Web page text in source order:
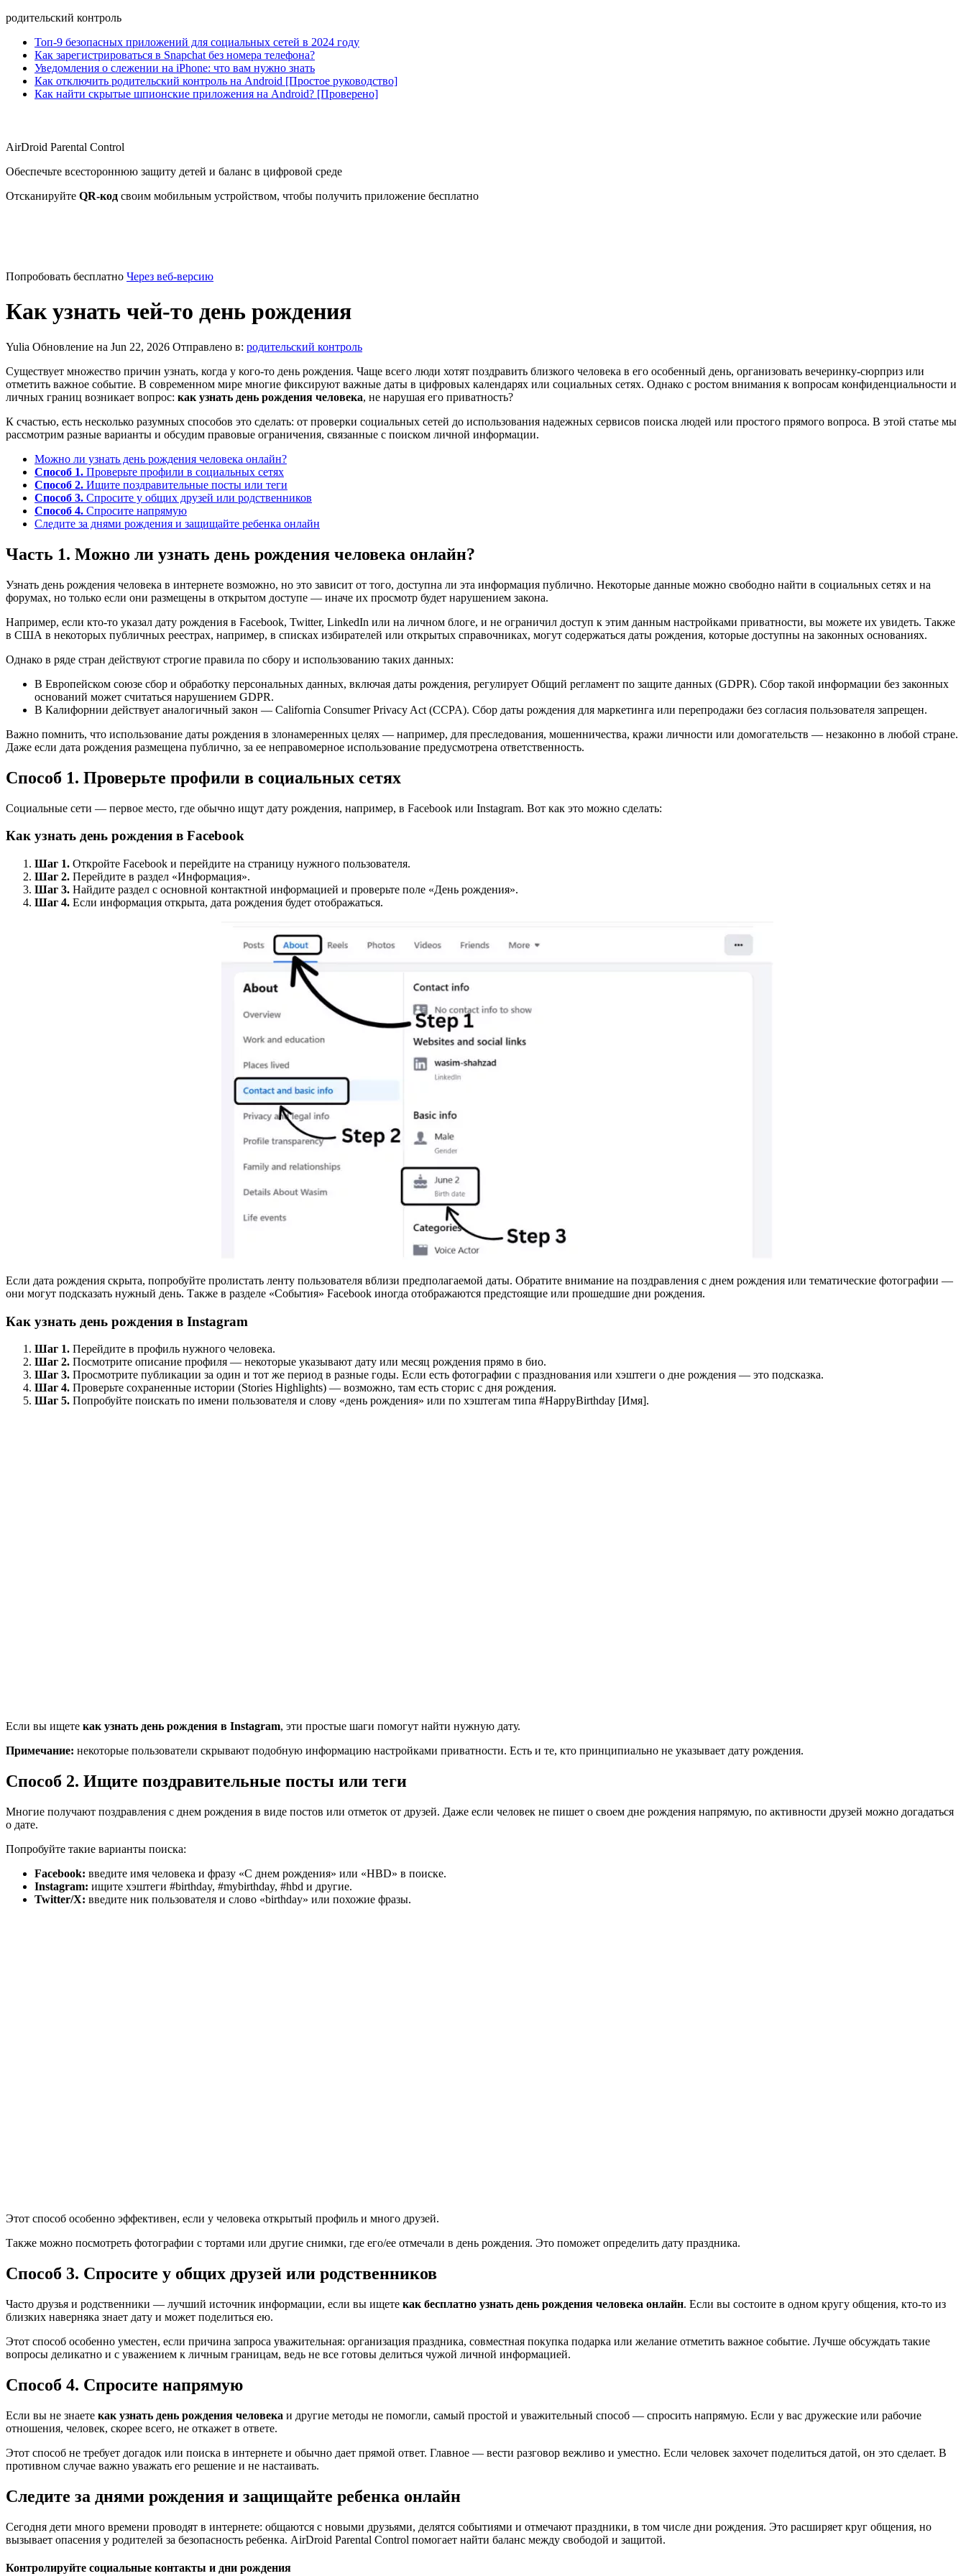
родительский контроль
Топ-9 безопасных приложений для социальных сетей в 2024 году
Как зарегистрироваться в Snapchat без номера телефона?
Уведомления о слежении на iPhone: что вам нужно знать
Как отключить родительский контроль на Android [Простое руководство]
Как найти скрытые шпионские приложения на Android? [Проверено]
AirDroid Parental Control
Обеспечьте всестороннюю защиту детей и баланс в цифровой среде
Отсканируйте QR-код своим мобильным устройством, чтобы получить приложение бесплатно
Попробовать бесплатно Через веб-версию
Как узнать чей-то день рождения
Yulia Обновление на Jun 22, 2026 Отправлено в: родительский контроль
Существует множество причин узнать, когда у кого-то день рождения. Чаще всего люди хотят поздравить близкого человека в его особенный день, организовать вечеринку-сюрприз или
отметить важное событие. В современном мире многие фиксируют важные даты в цифровых календарях или социальных сетях. Однако с ростом внимания к вопросам конфиденциальности и
личных границ возникает вопрос: как узнать день рождения человека, не нарушая его приватность?
К счастью, есть несколько разумных способов это сделать: от проверки социальных сетей до использования надежных сервисов поиска людей или простого прямого вопроса. В этой статье мы
рассмотрим разные варианты и обсудим правовые ограничения, связанные с поиском личной информации.
Можно ли узнать день рождения человека онлайн?
Способ 1. Проверьте профили в социальных сетях
Способ 2. Ищите поздравительные посты или теги
Способ 3. Спросите у общих друзей или родственников
Способ 4. Спросите напрямую
Следите за днями рождения и защищайте ребенка онлайн
Часть 1. Можно ли узнать день рождения человека онлайн?
Узнать день рождения человека в интернете возможно, но это зависит от того, доступна ли эта информация публично. Некоторые данные можно свободно найти в социальных сетях и на
форумах, но только если они размещены в открытом доступе — иначе их просмотр будет нарушением закона.
Например, если кто-то указал дату рождения в Facebook, Twitter, LinkedIn или на личном блоге, и не ограничил доступ к этим данным настройками приватности, вы можете их увидеть. Также
в США в некоторых публичных реестрах, например, в списках избирателей или открытых справочниках, могут содержаться даты рождения, которые доступны на законных основаниях.
Однако в ряде стран действуют строгие правила по сбору и использованию таких данных:
В Европейском союзе сбор и обработку персональных данных, включая даты рождения, регулирует Общий регламент по защите данных (GDPR). Сбор такой информации без законных
оснований может считаться нарушением GDPR.
В Калифорнии действует аналогичный закон — California Consumer Privacy Act (CCPA). Сбор даты рождения для маркетинга или перепродажи без согласия пользователя запрещен.
Важно помнить, что использование даты рождения в злонамеренных целях — например, для преследования, мошенничества, кражи личности или домогательств — незаконно в любой стране.
Даже если дата рождения размещена публично, за ее неправомерное использование предусмотрена ответственность.
Способ 1. Проверьте профили в социальных сетях
Социальные сети — первое место, где обычно ищут дату рождения, например, в Facebook или Instagram. Вот как это можно сделать:
Как узнать день рождения в Facebook
Шаг 1. Откройте Facebook и перейдите на страницу нужного пользователя.
Шаг 2. Перейдите в раздел «Информация».
Шаг 3. Найдите раздел с основной контактной информацией и проверьте поле «День рождения».
Шаг 4. Если информация открыта, дата рождения будет отображаться.
Если дата рождения скрыта, попробуйте пролистать ленту пользователя вблизи предполагаемой даты. Обратите внимание на поздравления с днем рождения или тематические фотографии —
они могут подсказать нужный день. Также в разделе «События» Facebook иногда отображаются предстоящие или прошедшие дни рождения.
Как узнать день рождения в Instagram
Шаг 1. Перейдите в профиль нужного человека.
Шаг 2. Посмотрите описание профиля — некоторые указывают дату или месяц рождения прямо в био.
Шаг 3. Просмотрите публикации за один и тот же период в разные годы. Если есть фотографии с празднования или хэштеги о дне рождения — это подсказка.
Шаг 4. Проверьте сохраненные истории (Stories Highlights) — возможно, там есть сторис с дня рождения.
Шаг 5. Попробуйте поискать по имени пользователя и слову «день рождения» или по хэштегам типа #HappyBirthday [Имя].
Если вы ищете как узнать день рождения в Instagram, эти простые шаги помогут найти нужную дату.
Примечание: некоторые пользователи скрывают подобную информацию настройками приватности. Есть и те, кто принципиально не указывает дату рождения.
Способ 2. Ищите поздравительные посты или теги
Многие получают поздравления с днем рождения в виде постов или отметок от друзей. Даже если человек не пишет о своем дне рождения напрямую, по активности друзей можно догадаться
о дате.
Попробуйте такие варианты поиска:
Facebook: введите имя человека и фразу «С днем рождения» или «HBD» в поиске.
Instagram: ищите хэштеги #birthday, #mybirthday, #hbd и другие.
Twitter/X: введите ник пользователя и слово «birthday» или похожие фразы.
Этот способ особенно эффективен, если у человека открытый профиль и много друзей.
Также можно посмотреть фотографии с тортами или другие снимки, где его/ее отмечали в день рождения. Это поможет определить дату праздника.
Способ 3. Спросите у общих друзей или родственников
Часто друзья и родственники — лучший источник информации, если вы ищете как бесплатно узнать день рождения человека онлайн. Если вы состоите в одном кругу общения, кто-то из
близких наверняка знает дату и может поделиться ею.
Этот способ особенно уместен, если причина запроса уважительная: организация праздника, совместная покупка подарка или желание отметить важное событие. Лучше обсуждать такие
вопросы деликатно и с уважением к личным границам, ведь не все готовы делиться чужой личной информацией.
Способ 4. Спросите напрямую
Если вы не знаете как узнать день рождения человека и другие методы не помогли, самый простой и уважительный способ — спросить напрямую. Если у вас дружеские или рабочие
отношения, человек, скорее всего, не откажет в ответе.
Этот способ не требует догадок или поиска в интернете и обычно дает прямой ответ. Главное — вести разговор вежливо и уместно. Если человек захочет поделиться датой, он это сделает. В
противном случае важно уважать его решение и не настаивать.
Следите за днями рождения и защищайте ребенка онлайн
Сегодня дети много времени проводят в интернете: общаются с новыми друзьями, делятся событиями и отмечают праздники, в том числе дни рождения. Это расширяет круг общения, но
вызывает опасения у родителей за безопасность ребенка. AirDroid Parental Control помогает найти баланс между свободой и защитой.
Контролируйте социальные контакты и дни рождения